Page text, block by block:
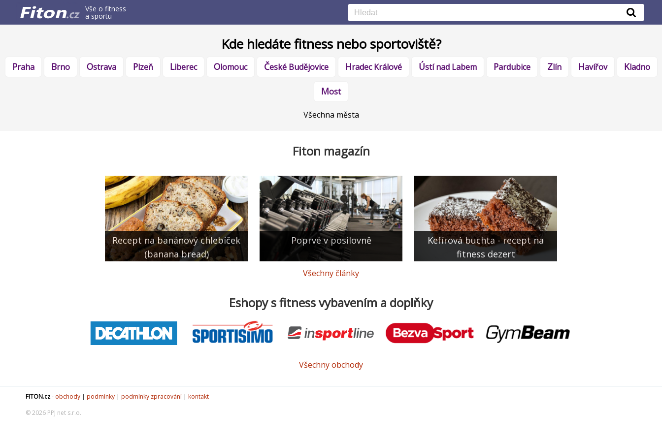
Vše o fitness
a sportu
Kde hledáte fitness nebo sportoviště?
Praha Brno Ostrava Plzeň Liberec Olomouc České Budějovice Hradec Králové Ústí nad Labem Pardubice Zlín Havířov Kladno
Most
Všechna města
Fiton magazín
Recept na banánový chlebíček
(banana bread)
Poprvé v posilovně
Kefírová buchta - recept na
fitness dezert
Všechny články
Eshopy s fitness vybavením a doplňky
Všechny obchody
FITON.cz- obchody | podmínky | podmínky zpracování | kontakt
© 2026 PPJ net s.r.o.